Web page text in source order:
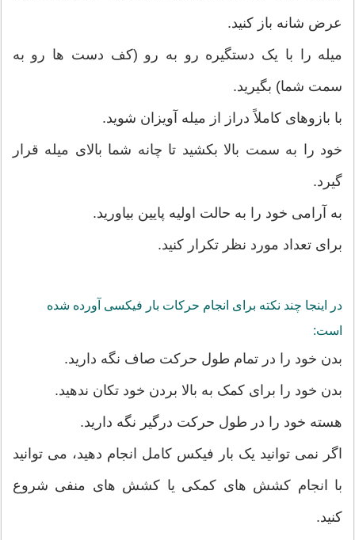
عرض شانه باز کنید.
میله را با یک دستگیره رو به رو (کف دست ها رو به
سمت شما) بگیرید.
با بازوهای کاملاً دراز از میله آویزان شوید.
خود را به سمت بالا بکشید تا چانه شما بالای میله قرار
گیرد.
به آرامی خود را به حالت اولیه پایین بیاورید.
برای تعداد مورد نظر تکرار کنید.
در اینجا چند نکته برای انجام حرکات بار فیکسی آورده شده
است:
بدن خود را در تمام طول حرکت صاف نگه دارید.
بدن خود را برای کمک به بالا بردن خود تکان ندهید.
هسته خود را در طول حرکت درگیر نگه دارید.
اگر نمی توانید یک بار فیکس کامل انجام دهید، می توانید
با انجام کشش های کمکی یا کشش های منفی شروع
کنید.